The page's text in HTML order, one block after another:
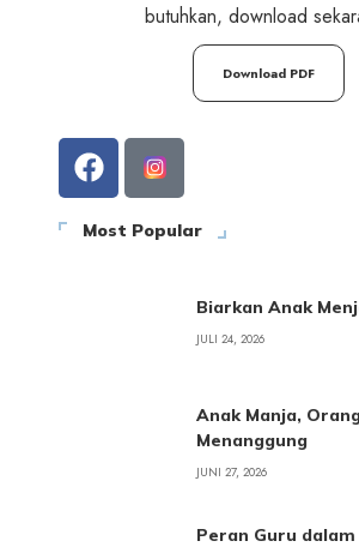
butuhkan, download
Download PDF
Most Popular
Biarkan Anak
JULI 24, 2026
Anak Manja,
Menanggung
JUNI 27, 2026
Peran Guru